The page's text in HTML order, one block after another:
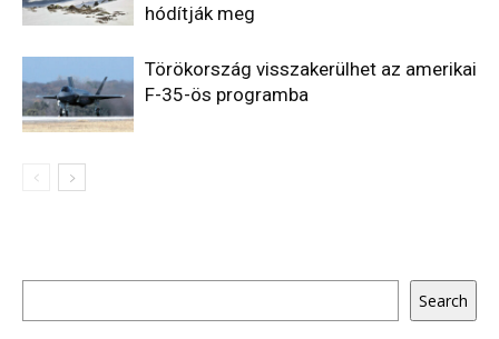
hódítják meg
Törökország visszakerülhet az amerikai
F-35-ös programba
Search